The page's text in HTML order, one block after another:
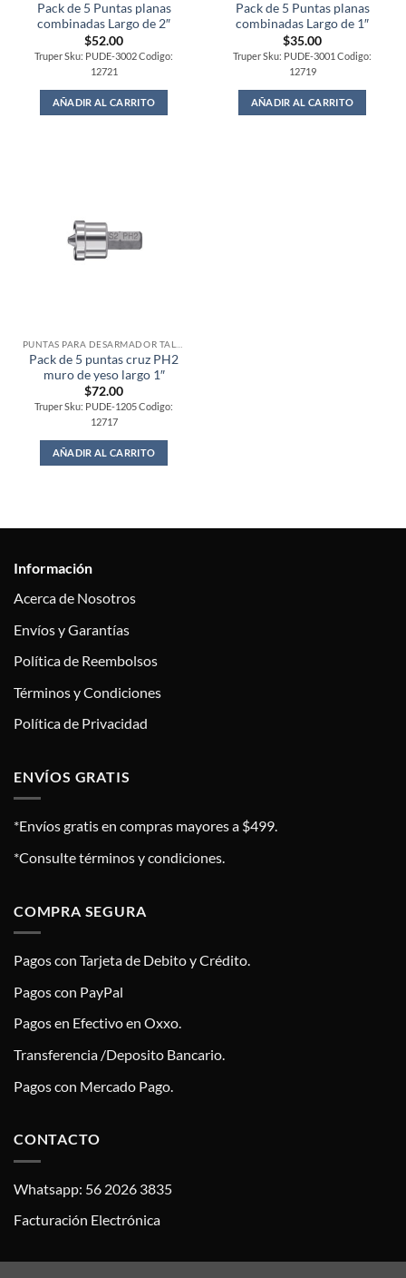
Pack de 5 Puntas planas
combinadas Largo de 2″
$52.00
Truper Sku: PUDE-3002 Codigo:
12721
AÑADIR AL CARRITO
Pack de 5 Puntas planas
combinadas Largo de 1″
$35.00
Truper Sku: PUDE-3001 Codigo:
12719
AÑADIR AL CARRITO
Pack de 5 puntas cruz PH2
muro de yeso largo 1″
$72.00
Truper Sku: PUDE-1205 Codigo:
12717
AÑADIR AL CARRITO
Información
Acerca de Nosotros
Envíos y Garantías
Política de Reembolsos
Términos y Condiciones
Política de Privacidad
ENVÍOS GRATIS
*Envíos gratis en compras mayores a $499.
*Consulte términos y condiciones.
COMPRA SEGURA
Pagos con Tarjeta de Debito y Crédito.
Pagos con PayPal
Pagos en Efectivo en Oxxo.
Transferencia /Deposito Bancario.
Pagos con Mercado Pago.
CONTACTO
Whatsapp: 56 2026 3835
Facturación Electrónica